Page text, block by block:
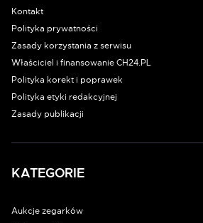
Kontakt
Polityka prywatności
Zasady korzystania z serwisu
Właściciel i finansowanie CH24.PL
Polityka korekt i poprawek
Polityka etyki redakcyjnej
Zasady publikacji
KATEGORIE
Aukcje zegarków